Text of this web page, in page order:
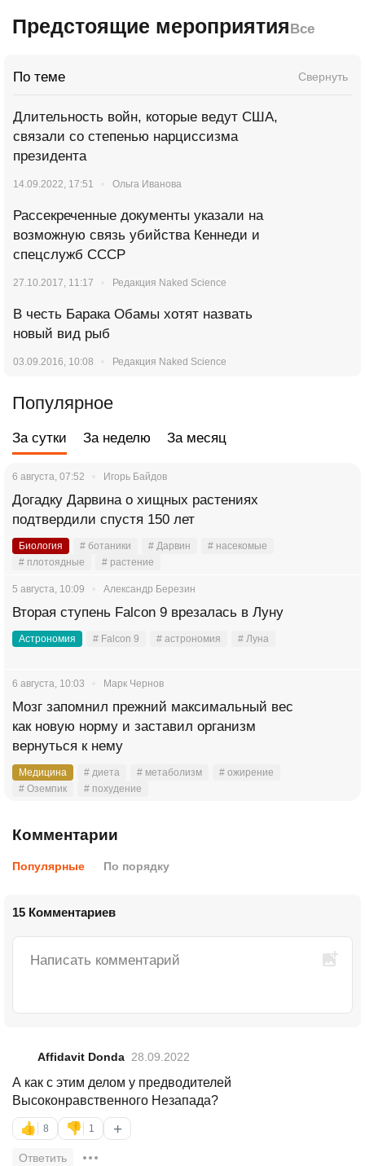
Предстоящие мероприятияВсе
По теме Свернуть
Длительность войн, которые ведут США,
связали со степенью нарциссизма
президента
14.09.2022, 17:51 Ольга Иванова
Рассекреченные документы указали на
возможную связь убийства Кеннеди и
спецслужб СССР
27.10.2017, 11:17 Редакция Naked Science
В честь Барака Обамы хотят назвать
новый вид рыб
03.09.2016, 10:08 Редакция Naked Science
Популярное
За сутки За неделю За месяц
6 августа, 07:52 Игорь Байдов
Догадку Дарвина о хищных растениях
подтвердили спустя 150 лет
Биология # ботаники # Дарвин
# насекомые
# плотоядные
# растение
5 августа, 10:09 Александр Березин
Вторая ступень Falcon 9 врезалась в Луну
Астрономия # Falcon 9 # астрономия # Луна
6 августа, 10:03 Марк Чернов
Мозг запомнил прежний максимальный вес
как новую норму и заставил организм
вернуться к нему
Медицина # диета # метаболизм
# ожирение
# Оземпик
# похудение
Комментарии
Популярные По порядку
15 Комментариев
Affidavit Donda 28.09.2022
А как с этим делом у предводителей
Высоконравственного Незапада?
👍 8 👎 1 +
Ответить